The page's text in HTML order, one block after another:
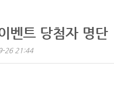
벤트 당첨자 명단
26 21:44